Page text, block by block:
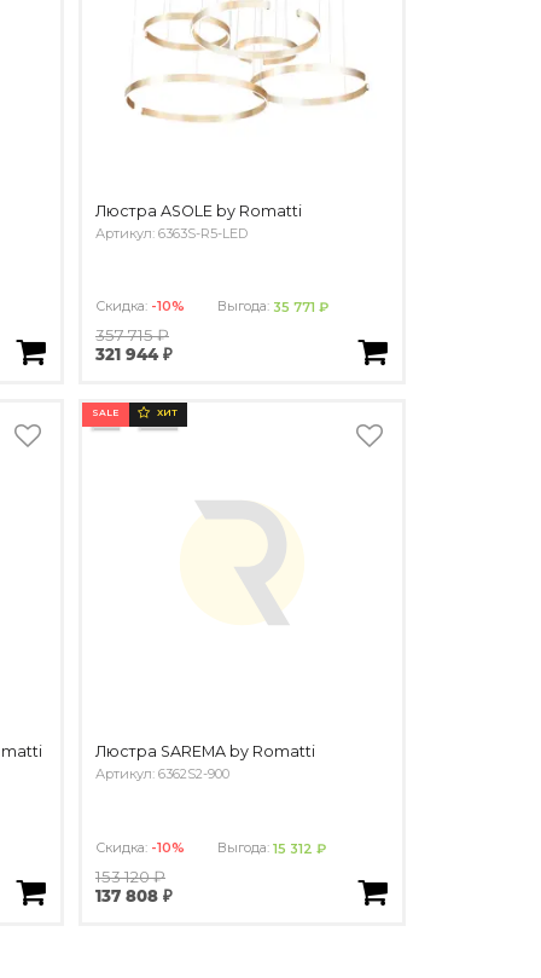
Люстра ASOLE by Romatti
Артикул: 6363S-R5-LED
Скидка: -10% Выгода: 35 771 ₽
357 715 ₽
321 944 ₽
SALE ХИТ
Люстра SAREMA by Romatti
Артикул: 6362S2-900
Скидка: -10% Выгода:15 312 ₽
153 120 ₽
137 808 ₽